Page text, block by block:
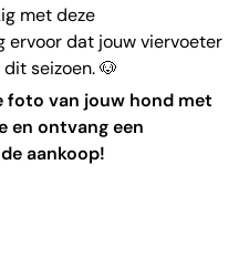
met deze
ervoor dat jouw viervoeter
seizoen. 🐶
foto van jouw hond met
en ontvang een
aankoop!